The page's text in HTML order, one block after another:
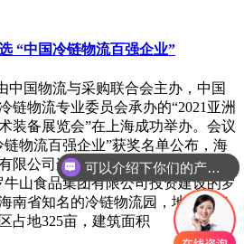
“中国冷链物流百强企业”
中国物流与采购联合会主办，中国
链物流专业委员会承办的“2021亚洲
装备展览会”在上海成功举办。会议
链物流百强企业”获奖名单公布，海
限公司连续三年入选“中国冷链物流
牛山食品集团有限公司投资建设的罗
南省知名的冷链物流园，地处海口
占地325亩，建筑面积
可以介绍下你们的产品么